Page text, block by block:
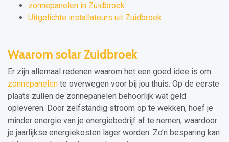
zonnepanelen in Zuidbroek
Uitgelichte installateurs uit Zuidbroek
Waarom solar Zuidbroek
Er zijn allemaal redenen waarom het een goed idee is om
zonnepanelen te overwegen voor bij jou thuis. Op de eerste
plaats zullen de zonnepanelen behoorlijk wat geld
opleveren. Door zelfstandig stroom op te wekken, hoef je
minder energie van je energiebedrijf af te nemen, waardoor
je jaarlijkse energiekosten lager worden. Zo’n besparing kan